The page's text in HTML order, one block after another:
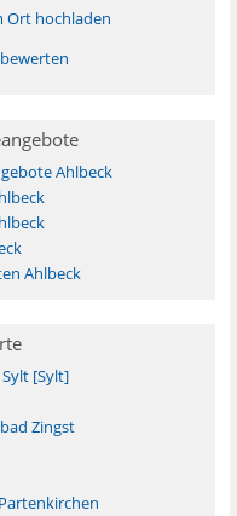
Ort hochladen
Ahlbeck
Ahlbeck
[Sylt]
Zingst